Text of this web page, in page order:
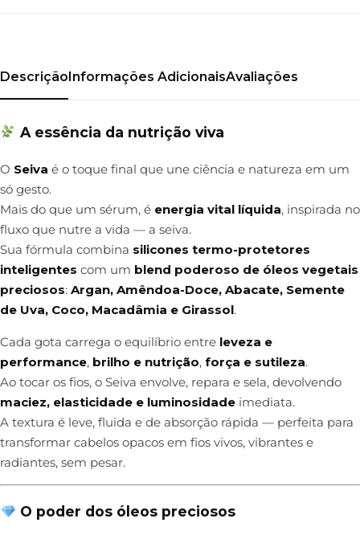
Descrição Informações AdicionaisAvaliações
A essência da nutrição viva
O Seiva é o toque final que une ciência e natureza em um
só gesto.
Mais do que um sérum, é energia vital líquida, inspirada no
fluxo que nutre a vida — a seiva.
Sua fórmula combina silicones termo-protetores
inteligentes com um blend poderoso de óleos vegetais
preciosos: Argan, Amêndoa-Doce, Abacate, Semente
de Uva, Coco, Macadâmia e Girassol.
Cada gota carrega o equilíbrio entre leveza e
performance, brilho e nutrição, força e sutileza.
Ao tocar os fios, o Seiva envolve, repara e sela, devolvendo
maciez, elasticidade e luminosidade imediata.
A textura é leve, fluida e de absorção rápida — perfeita para
transformar cabelos opacos em fios vivos, vibrantes e
radiantes, sem pesar.
O poder dos óleos preciosos